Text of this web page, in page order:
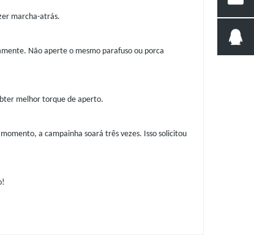
marcha-atrás.
Não aperte o mesmo parafuso ou porca
melhor torque de aperto.
a campainha soará três vezes. Isso solicitou